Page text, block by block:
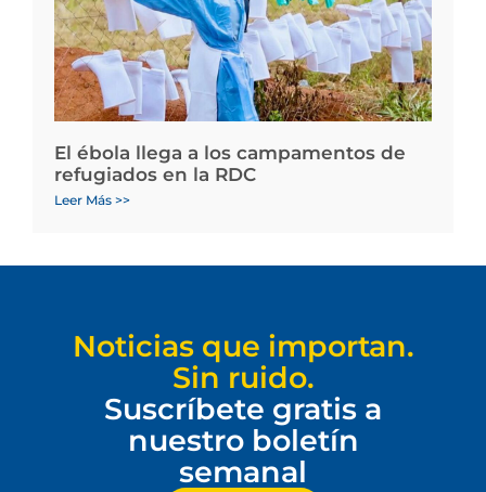
El ébola llega a los campamentos de
refugiados en la RDC
Leer Más >>
Noticias que importan.
Sin ruido.
Suscríbete gratis a
nuestro boletín
semanal